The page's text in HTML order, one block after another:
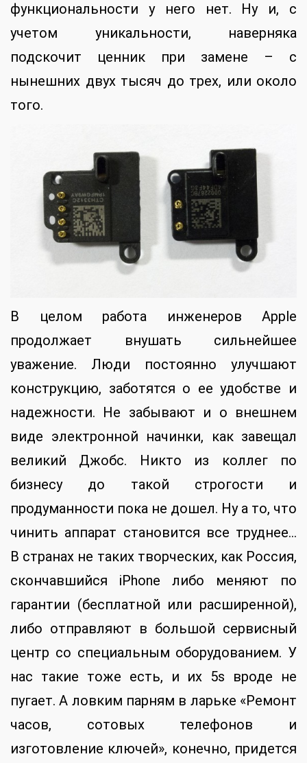
функциональности у него нет. Ну и, с
учетом уникальности, наверняка
подскочит ценник при замене – с
нынешних двух тысяч до трех, или около
того.
В целом работа инженеров Apple
продолжает внушать сильнейшее
уважение. Люди постоянно улучшают
конструкцию, заботятся о ее удобстве и
надежности. Не забывают и о внешнем
виде электронной начинки, как завещал
великий Джобс. Никто из коллег по
бизнесу до такой строгости и
продуманности пока не дошел. Ну а то, что
чинить аппарат становится все труднее…
В странах не таких творческих, как Россия,
скончавшийся iPhone либо меняют по
гарантии (бесплатной или расширенной),
либо отправляют в большой сервисный
центр со специальным оборудованием. У
нас такие тоже есть, и их 5s вроде не
пугает. А ловким парням в ларьке «Ремонт
часов, сотовых телефонов и
изготовление ключей», конечно, придется